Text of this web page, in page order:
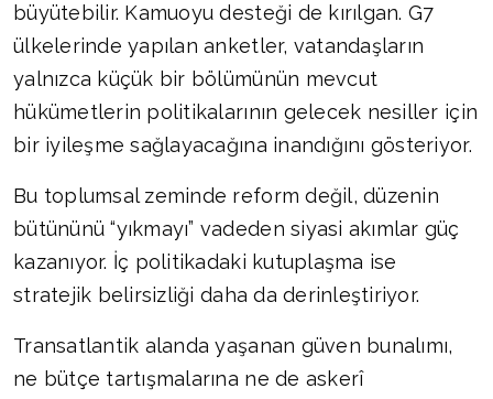
büyütebilir. Kamuoyu desteği de kırılgan. G7
ülkelerinde yapılan anketler, vatandaşların
yalnızca küçük bir bölümünün mevcut
hükümetlerin politikalarının gelecek nesiller için
bir iyileşme sağlayacağına inandığını gösteriyor.
Bu toplumsal zeminde reform değil, düzenin
bütününü “yıkmayı” vadeden siyasi akımlar güç
kazanıyor. İç politikadaki kutuplaşma ise
stratejik belirsizliği daha da derinleştiriyor.
Transatlantik alanda yaşanan güven bunalımı,
ne bütçe tartışmalarına ne de askerî